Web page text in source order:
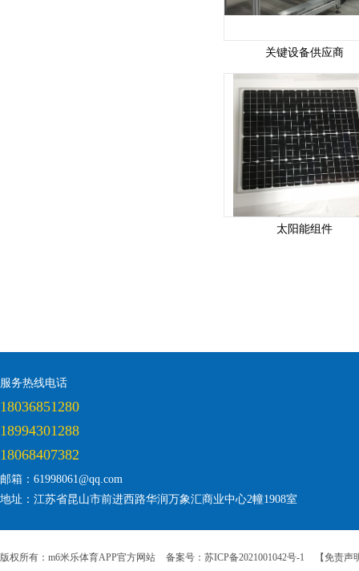
关键设备供应商
太阳能组件
服务热线电话
18036851280
18994301288
18068407382
邮箱：61998061@qq.com
地址：江苏省昆山市前进西路华润万象汇商业中心2幢1908室
版权所有：m6米乐体育APP官方网站 备案号：苏ICP备2021001042号-1 【免责声